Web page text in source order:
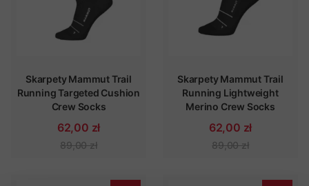
Skarpety Mammut Trail
Running Targeted Cushion
Crew Socks
62,00 zł
89,00 zł
Skarpety Mammut Trail
Running Lightweight
Merino Crew Socks
62,00 zł
89,00 zł